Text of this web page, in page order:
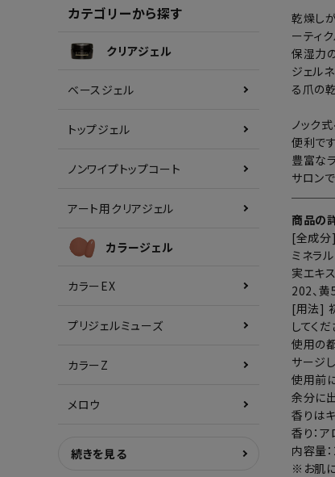
カテゴリーから探す
クリアジェル
ベースジェル
トップジェル
ノンワイプトップコート
アート用クリアジェル
カラージェル
カラーEX
プリジェルミューズ
カラーZ
メロウ
続きを見る
乾燥し
ーティ
保湿力
ジェル
る爪の
ノック
便利です
豊富な
サロン
商品の
[全成分]
ミネラ
実エキ
202、黄
[用法]
してく
使用の
サージ
使用前
余分に
香りは
香り：
内容量
※お肌に